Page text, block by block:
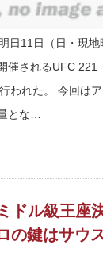
日11日（日・現
催されるUFC 221
われた。 今回は
とな…
ドル級王座
の鍵はサウ